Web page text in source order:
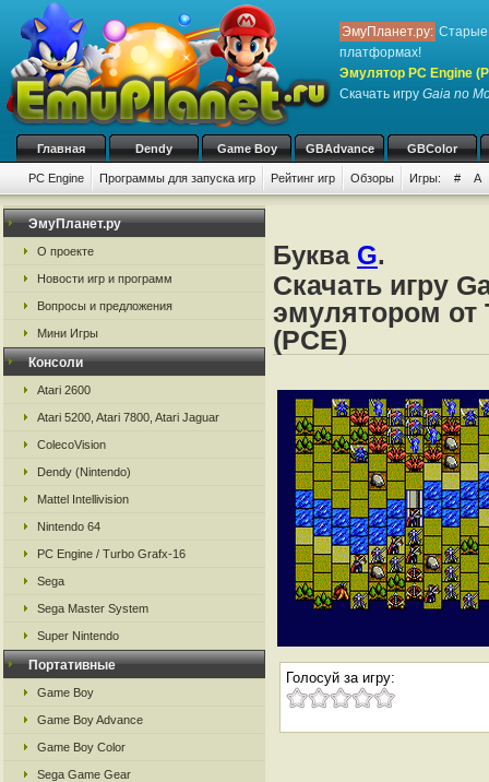
ЭмуПланет.ру: Старые
платформах!
Эмулятор PC Engine
Скачать игру Gaia no
Главная Dendy Game Boy GBAdvance GBColor
PC Engine Программы для запуска игр Рейтинг игр Обзоры Игры: # A
ЭмуПланет.ру
О проекте
Новости игр и программ
Вопросы и предложения
Мини Игры
Консоли
Atari 2600
Atari 5200, Atari 7800, Atari Jaguar
ColecoVision
Dendy (Nintendo)
Mattel Intellivision
Nintendo 64
PC Engine / Turbo Grafx-16
Sega
Sega Master System
Super Nintendo
Портативные
Game Boy
Game Boy Advance
Game Boy Color
Sega Game Gear
Буква G.
Скачать игру
эмулятором от
(PCE)
Голосуй за игру: